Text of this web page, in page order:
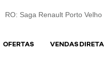
RO: Saga Renault Porto Velho
OFERTAS VENDAS